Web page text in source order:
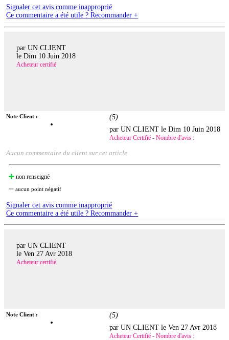
Signaler cet avis comme inapproprié
Ce commentaire a été utile ? Recommander +
par UN CLIENT
le Dim 10 Juin 2018
Acheteur certifié
Note Client : (5)
par UN CLIENT leDim 10 Juin 2018
Acheteur Certifié - Nombre d'avis :
Aucun commentaire du client sur cet article
non renseigné
aucun point négatif
Signaler cet avis comme inapproprié
Ce commentaire a été utile ? Recommander +
par UN CLIENT
le Ven 27 Avr 2018
Acheteur certifié
Note Client : (5)
par UN CLIENT leVen 27 Avr 2018
Acheteur Certifié - Nombre d'avis :